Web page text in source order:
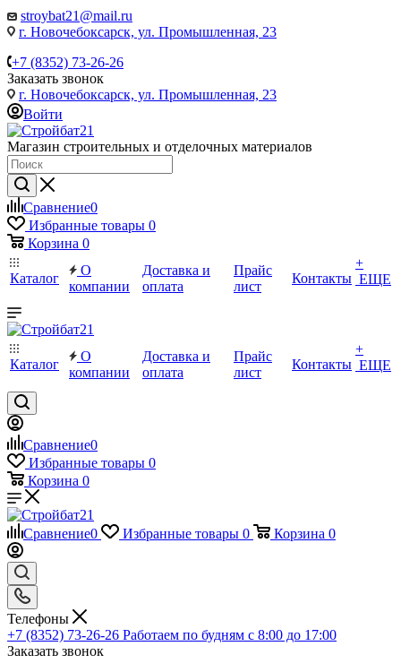
stroybat21@mail.ru
г. Новочебоксарск, ул. Промышленная, 23
+7 (8352) 73-26-26
Заказать звонок
г. Новочебоксарск, ул. Промышленная, 23
Войти
Магазин строительных и отделочных материалов
Сравнение0
Избранные товары 0
Корзина 0
Каталог
О
компании
Доставка и
оплата
Прайс
лист
Контакты
+
ЕЩЕ
Каталог
О
компании
Доставка и
оплата
Прайс
лист
Контакты
+
ЕЩЕ
Сравнение0
Избранные товары 0
Корзина 0
Сравнение0 Избранные товары 0 Корзина 0
Телефоны
+7 (8352) 73-26-26 Работаем по будням с 8:00 до 17:00
Заказать звонок